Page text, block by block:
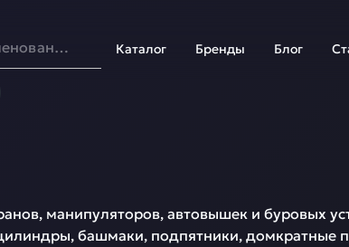
Каталог Бренды Блог
манипуляторов, автовышек и буровых
башмаки, подпятники, домкратные